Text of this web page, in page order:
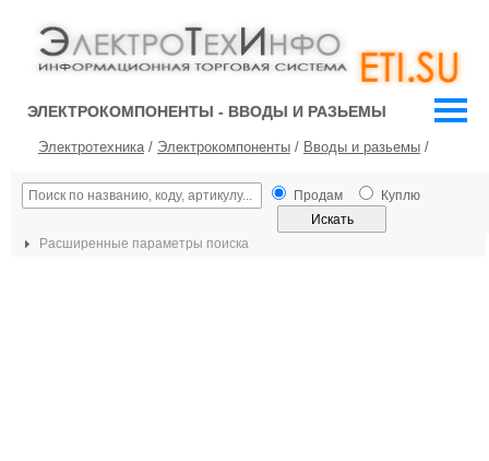
ЭЛЕКТРОКОМПОНЕНТЫ - ВВОДЫ И РАЗЬЕМЫ
Электротехника/ Электрокомпоненты / Вводы и разьемы /
Продам Куплю
Расширенные параметры поиска